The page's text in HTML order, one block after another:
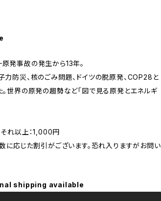
発事故の発生から13年。
防災、核のごみ問題、ドイツの脱原発、COP28と
世界の原発の趨勢など「図で見る原発とエネルギ
れ以上：1,000円
応じた割引がございます。恐れ入りますがお問い
shipping available